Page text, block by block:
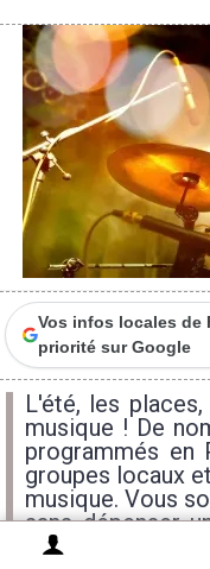
Vos infos locales de
priorité sur Google
L'été, les
musique ! De
programmés en
groupes locaux
musique. Vous
sans dépenser
sélection de